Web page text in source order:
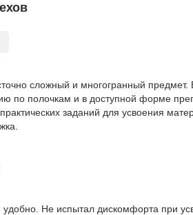
уровень подготовки и внимание к
сложный и многогранный предмет.
по полочкам и в доступной форме
заданий для усвоения
удобно. Не испытал дискомфорта при